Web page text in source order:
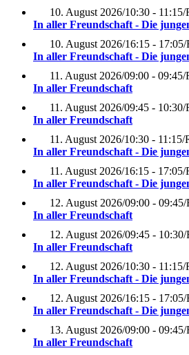
10. August 2026/10:30 - 11:15/
In aller Freundschaft - Die
10. August 2026/16:15 - 17:05/
In aller Freundschaft - Die
11. August 2026/09:00 - 09:45/
In aller Freundschaft
11. August 2026/09:45 - 10:30/
In aller Freundschaft
11. August 2026/10:30 - 11:15/
In aller Freundschaft - Die
11. August 2026/16:15 - 17:05/
In aller Freundschaft - Die
12. August 2026/09:00 - 09:45/
In aller Freundschaft
12. August 2026/09:45 - 10:30/
In aller Freundschaft
12. August 2026/10:30 - 11:15/
In aller Freundschaft - Die
12. August 2026/16:15 - 17:05/
In aller Freundschaft - Die
13. August 2026/09:00 - 09:45/
In aller Freundschaft